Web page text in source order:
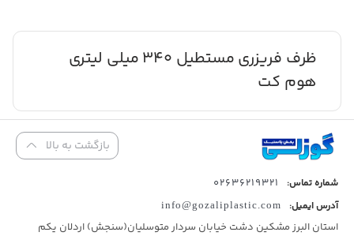
ظرف فریزری مستطیل 340 میلی لیتری
هوم کت
بازگشت به بالا
شماره تماس: 02636219321
آدرس ایمیل: info@gozaliplastic.com
استان البرز مشکین دشت خیابان سردار متوسلیان(سنجش) اردلان یکم